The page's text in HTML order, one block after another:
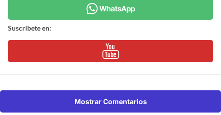
Suscríbete en:
Mostrar Comentarios